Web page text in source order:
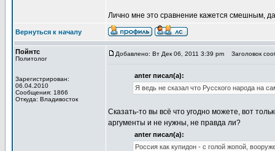
Лично мне это сравнение кажется смешным,
Вернуться к началу
Пойнтс
Политолог
Зарегистрирован:
06.04.2010
Сообщения: 1866
Откуда: Владивосток
Добавлено: Вт Дек 06, 2011 3:39 pm Заголовок
anter писал(а):
Я ведь не сказал что Русского народа на
Сказать-то вы всё что угодно можете, вот
аргументы и не нужны, не правда ли?
anter писал(а):
Россия как купидон - с голой жопой,